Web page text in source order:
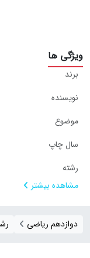
ویژگی ها
برند
نویسنده
موضوع
سال چاپ
رشته
مشاهده بیشتر
دوازدهم ریاضی